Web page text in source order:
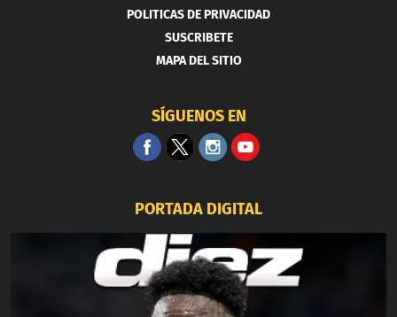
POLITICAS DE PRIVACIDAD
SUSCRIBETE
MAPA DEL SITIO
SÍGUENOS EN
PORTADA DIGITAL